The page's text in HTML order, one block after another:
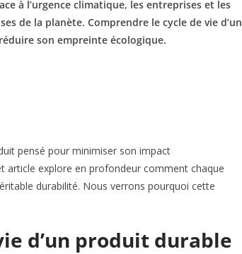
à l’urgence climatique, les entreprises et les
de la planète. Comprendre le cycle de vie d’un
son empreinte écologique.
pensé pour minimiser son impact
article explore en profondeur comment chaque
durabilité. Nous verrons pourquoi cette
d’un produit durable